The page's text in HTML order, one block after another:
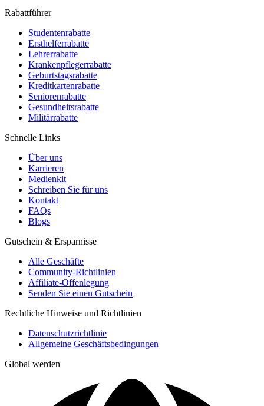
Rabattführer
Studentenrabatte
Ersthelferrabatte
Lehrerrabatte
Krankenpflegerrabatte
Geburtstagsrabatte
Kreditkartenrabatte
Seniorenrabatte
Gesundheitsrabatte
Militärrabatte
Schnelle Links
Über uns
Karrieren
Medienkit
Schreiben Sie für uns
Kontakt
FAQs
Blogs
Gutschein & Ersparnisse
Alle Geschäfte
Community-Richtlinien
Affiliate-Offenlegung
Senden Sie einen Gutschein
Rechtliche Hinweise und Richtlinien
Datenschutzrichtlinie
Allgemeine Geschäftsbedingungen
Global werden